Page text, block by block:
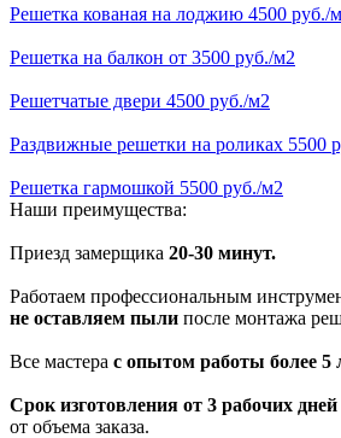
Решетка кованая на лоджию 4500 руб./
Решетка на балкон от 3500 руб./м2
Решетчатые двери 4500 руб./м2
Раздвижные решетки на роликах 5500
Решетка гармошкой 5500 руб./м2
Наши преимущества:
Приезд замерщика 20-30 минут.
Работаем профессиональным
не оставляем пыли после монтажа
Все мастера с опытом работы более 5
Срок изготовления от 3 рабочих дней
от объема заказа.